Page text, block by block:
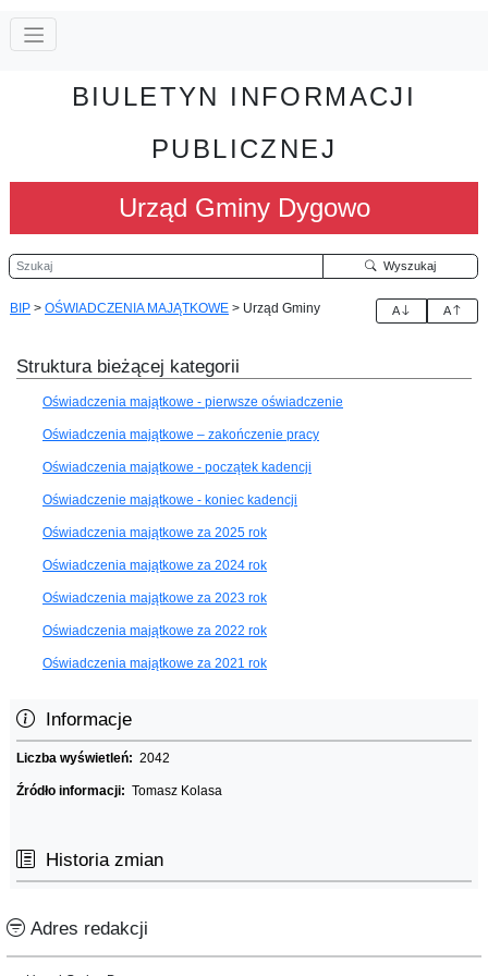
BIULETYN INFORMACJI
PUBLICZNEJ
Urząd Gminy Dygowo
Szukaj Wyszukaj
BIP > OŚWIADCZENIA MAJĄTKOWE > Urząd Gminy A A
Struktura bieżącej kategorii
Oświadczenia majątkowe - pierwsze oświadczenie
Oświadczenia majątkowe – zakończenie pracy
Oświadczenia majątkowe - początek kadencji
Oświadczenie majątkowe - koniec kadencji
Oświadczenia majątkowe za 2025 rok
Oświadczenia majątkowe za 2024 rok
Oświadczenia majątkowe za 2023 rok
Oświadczenia majątkowe za 2022 rok
Oświadczenia majątkowe za 2021 rok
Informacje
Liczba wyświetleń: 2042
Źródło informacji: Tomasz Kolasa
Historia zmian
Adres redakcji